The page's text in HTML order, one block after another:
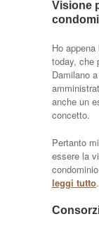
Visione
Ho
today, che
Damilano
anche un
concetto.
Pertanto
essere la
leggi tutto.